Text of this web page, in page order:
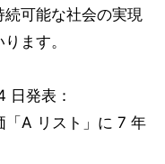
続可能な社会の実現
ます。
日発表：
「A リスト」に 7 年